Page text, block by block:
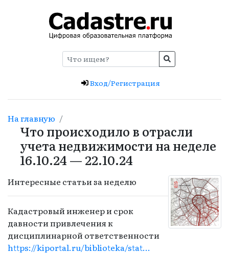
Вход/Регистрация
На главную
Что происходило в отрасли
учета недвижимости на неделе
16.10.24 — 22.10.24
Интересные статьи за неделю
Кадастровый инженер и срок
давности привлечения к
дисциплинарной ответственности
https://kiportal.ru/biblioteka/stat...